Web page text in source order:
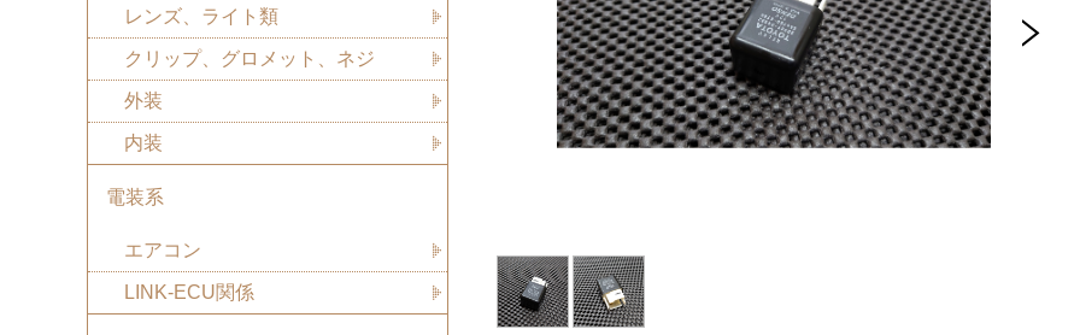
レンズ、ライト類
クリップ、グロメット、ネジ
外装
内装
電装系
エアコン
LINK-ECU関係